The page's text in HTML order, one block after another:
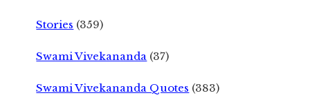
Stories (359)
Swami Vivekananda (37)
Swami Vivekananda Quotes (383)